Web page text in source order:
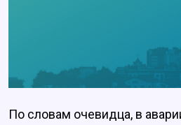
По словам очевидца, в